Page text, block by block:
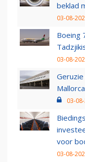
beklad
03-08-
Boeing
03-08-
Mallorca
03-
voor
03-08-